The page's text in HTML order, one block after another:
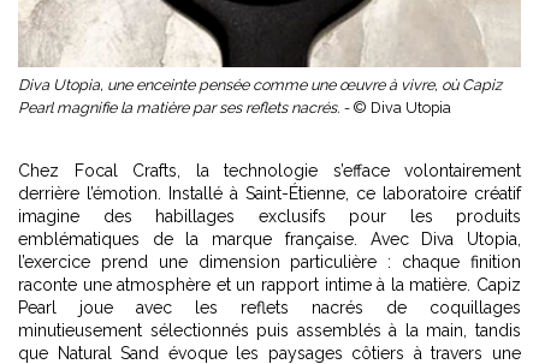
Diva Utopia, une enceinte pensée comme une œuvre à vivre, où Capiz
Pearl magnifie la matière par ses reflets nacrés. - © Diva Utopia
Chez Focal Crafts, la technologie s’efface volontairement
derrière l’émotion. Installé à Saint-Étienne, ce laboratoire créatif
imagine des habillages exclusifs pour les produits
emblématiques de la marque française. Avec Diva Utopia,
l’exercice prend une dimension particulière : chaque finition
raconte une atmosphère et un rapport intime à la matière. Capiz
Pearl joue avec les reflets nacrés de coquillages
minutieusement sélectionnés puis assemblés à la main, tandis
que Natural Sand évoque les paysages côtiers à travers une